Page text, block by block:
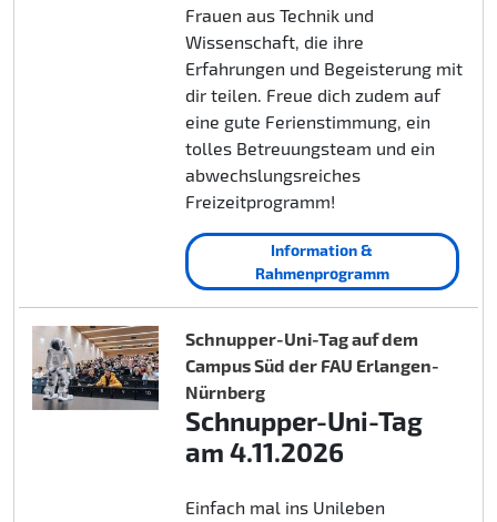
Frauen aus Technik und
Wissenschaft, die ihre
Erfahrungen und Begeisterung mit
dir teilen. Freue dich zudem auf
eine gute Ferienstimmung, ein
tolles Betreuungsteam und ein
abwechslungsreiches
Freizeitprogramm!
Information &
Rahmenprogramm
Schnupper-Uni-Tag auf dem
Campus Süd der FAU Erlangen-
Nürnberg
Schnupper-Uni-Tag
am 4.11.2026
Einfach mal ins Unileben